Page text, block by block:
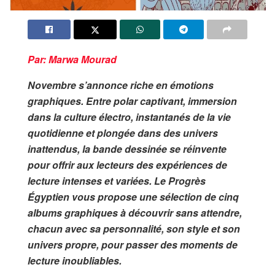
Par: Marwa Mourad
Novembre s’annonce riche en émotions
graphiques. Entre polar captivant, immersion
dans la culture électro, instantanés de la vie
quotidienne et plongée dans des univers
inattendus, la bande dessinée se réinvente
pour offrir aux lecteurs des expériences de
lecture intenses et variées. Le Progrès
Égyptien vous propose une sélection de cinq
albums graphiques à découvrir sans attendre,
chacun avec sa personnalité, son style et son
univers propre, pour passer des moments de
lecture inoubliables.